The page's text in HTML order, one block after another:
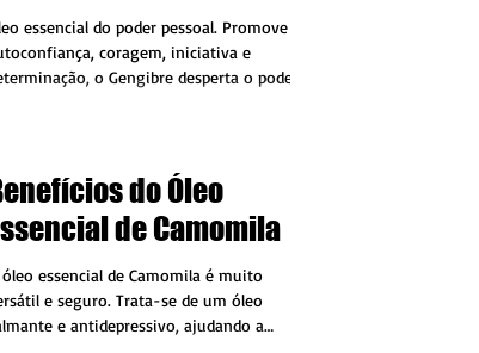
essencial do poder pessoal. Promove a
coragem, iniciativa e
o Gengibre desperta o poder
do Óleo
de Camomila
óleo essencial de Camomila é muito
e seguro. Trata-se de um óleo
e antidepressivo, ajudando a